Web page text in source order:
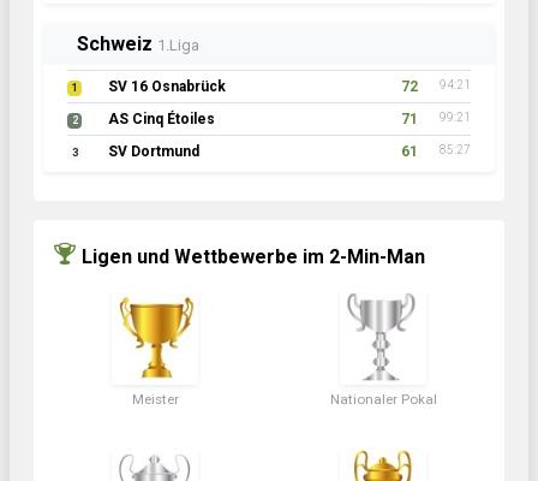
Schweiz 1.Liga
1 SV 16 Osnabrück 72 94:21
2 AS Cinq Étoiles 71 99:21
3 SV Dortmund 61 85:27
Ligen und Wettbewerbe im 2-Min-Man
Meister Nationaler Pokal